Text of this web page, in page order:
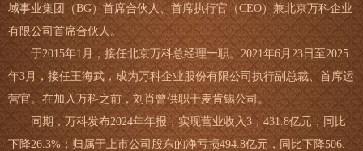
域事业集团（BG）首席合伙人、首席执行官（CEO）兼北京万科企业
有限公司首席合伙人。
于2015年1月，接任北京万科总经理一职。2021年6月23日至2025
年3月，接任王海武，成为万科企业股份有限公司执行副总裁、首席运
营官。在加入万科之前，刘肖曾供职于麦肯锡公司。
同期，万科发布2024年年报，实现营业收入3，431.8亿元，同比
下降26.3%；归属于上市公司股东的净亏损494.8亿元，同比下降506.